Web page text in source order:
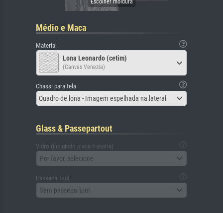
Médio e Maca
Material
Lona Leonardo (cetim)
(Canvas Venezia)
Chassi para tela
Quadro de lona - Imagem espelhada na lateral
Glass & Passepartout
Vidro (incluindo placa traseira)
Por favor, selecione
Passepartout
Sem passepartout